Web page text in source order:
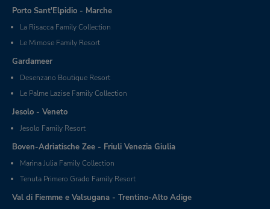
Porto Sant'Elpidio - Marche
La Risacca Family Collection
Le Mimose Family Resort
Gardameer
Desenzano Boutique Resort
Le Palme Lazise Family Collection
Jesolo - Veneto
Jesolo Family Resort
Boven-Adriatische Zee - Friuli Venezia Giulia
Marina Julia Family Collection
Tenuta Primero Grado Family Resort
Val di Fiemme e Valsugana - Trentino-Alto Adige